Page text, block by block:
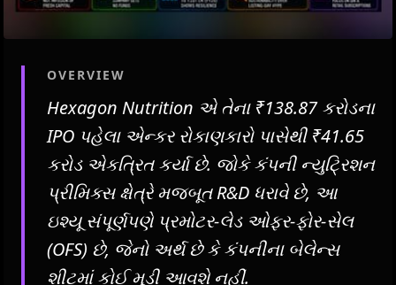
OVERVIEW
Hexagon Nutrition એ તેના ₹138.87 કરોડના
IPO પહેલા એન્કર રોકાણકારો પાસેથી ₹41.65
કરોડ એકત્રિત કર્યા છે. જોકે કંપની ન્યુટ્રિશન
પ્રીમિક્સ ક્ષેત્રે મજબૂત R&D ધરાવે છે, આ
ઇશ્યૂ સંપૂર્ણપણે પ્રમોટર-લેડ ઓફર-ફોર-સેલ
(OFS) છે, જેનો અર્થ છે કે કંપનીના બેલેન્સ
શીટમાં કોઈ મૂડી આવશે નહીં.